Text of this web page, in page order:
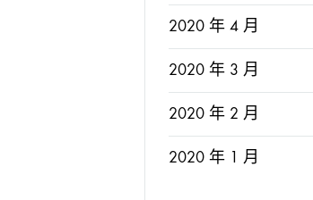
2020 年 4 月
2020 年 3 月
2020 年 2 月
2020 年 1 月